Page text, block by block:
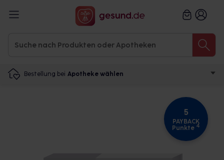
Bestellung bei Apotheke wählen
5
PAYBACK
Punkte 4